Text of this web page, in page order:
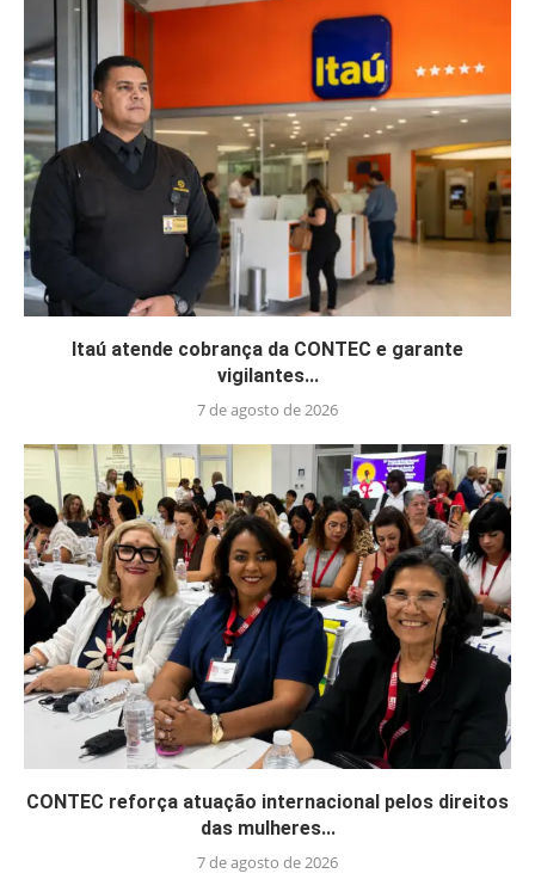
Itaú atende cobrança da CONTEC e garante
vigilantes...
7 de agosto de 2026
CONTEC reforça atuação internacional pelos direitos
das mulheres...
7 de agosto de 2026